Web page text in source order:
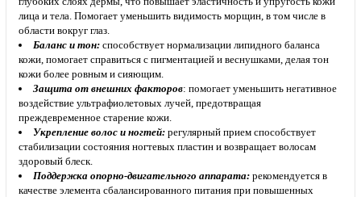
лица и тела. Помогает уменьшить видимость морщин, в том числе в
области вокруг глаз.
Баланс и тон:способствует нормализации липидного баланса
кожи, помогает справиться с пигментацией и веснушками, делая тон
кожи более ровным и сияющим.
Защита от внешних факторов: помогает уменьшить негативное
воздействие ультрафиолетовых лучей, предотвращая
преждевременное старение кожи.
Укрепление волос и ногтей:регулярный прием способствует
стабилизации состояния ногтевых пластин и возвращает волосам
здоровый блеск.
Поддержка опорно-двигательного аппарата:рекомендуется в
качестве элемента сбалансированного питания при повышенных